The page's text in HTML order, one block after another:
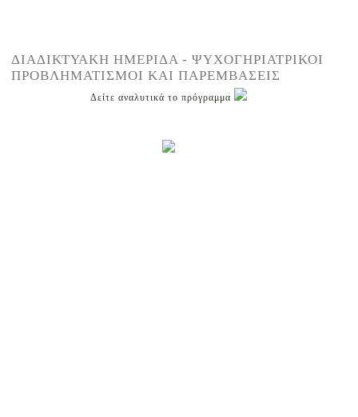
ΔΙΑΔΙΚΤΥΑΚΗ ΗΜΕΡΙΔΑ - ΨΥΧΟΓΗΡΙΑΤΡΙΚΟΙ
ΠΡΟΒΛΗΜΑΤΙΣΜΟΙ ΚΑΙ ΠΑΡΕΜΒΑΣΕΙΣ
Δείτε αναλυτικά το πρόγραμμα